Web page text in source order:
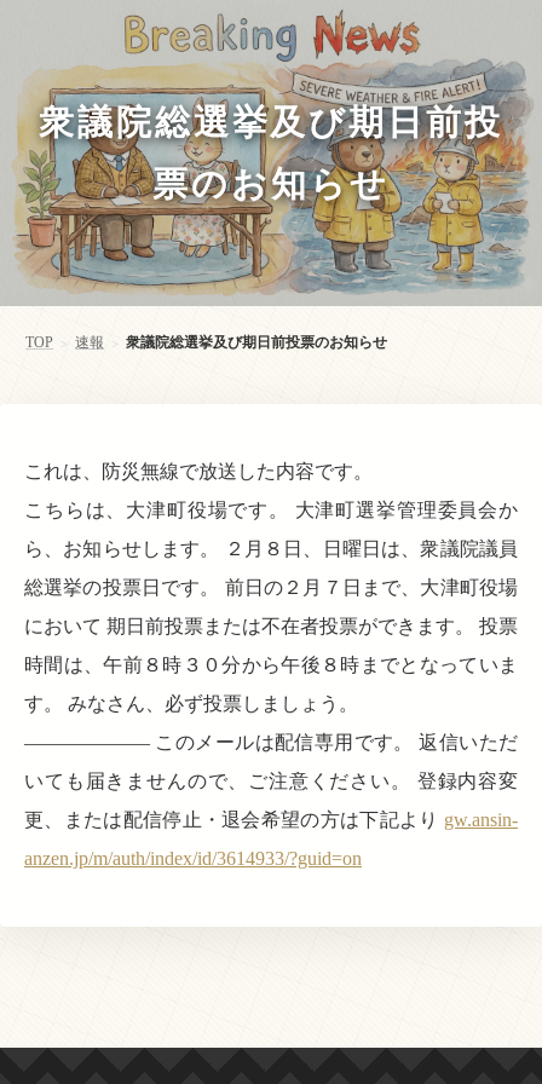
衆議院総選挙及び期日前投
票のお知らせ
TOP > 速報 > 衆議院総選挙及び期日前投票のお知らせ
これは、防災無線で放送した内容です。
こちらは、大津町役場です。 大津町選挙管理委員会か
ら、お知らせします。 ２月８日、日曜日は、衆議院議員
総選挙の投票日です。 前日の２月７日まで、大津町役場
において 期日前投票または不在者投票ができます。 投票
時間は、午前８時３０分から午後８時までとなっていま
す。 みなさん、必ず投票しましょう。
——————– このメールは配信専用です。 返信いただ
いても届きませんので、ご注意ください。 登録内容変
更、または配信停止・退会希望の方は下記より gw.ansin-
anzen.jp/m/auth/index/id/3614933/?guid=on